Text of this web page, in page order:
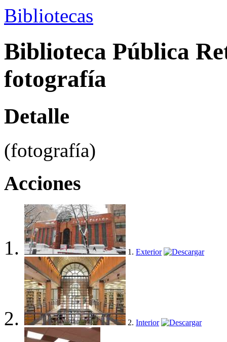
Bibliotecas
Biblioteca Pública
fotografía
Detalle
(fotografía)
Acciones
1. Exterior
2. Interior